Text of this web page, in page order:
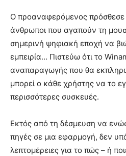
Ο προαναφερόμενος πρόσθεσε
άνθρωποι που αγαπούν τη
σημερινή ψηφιακή εποχή να
εμπειρία… Πιστεύω ότι το
αναπαραγωγής που θα
μπορεί ο κάθε χρήστης να το
περισσότερες συσκευές.
Εκτός από τη δέσμευση να
πηγές σε μια εφαρμογή, δεν
λεπτομέρειες για το πώς – ή